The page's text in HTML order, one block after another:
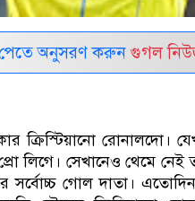
পেতে অনুসরণ করুন গুগল
ক্রিস্টিয়ানো রোনালদো।
লিগে। সেখানেও থেমে
সর্বে‍াচ্চ গোল দাতা।